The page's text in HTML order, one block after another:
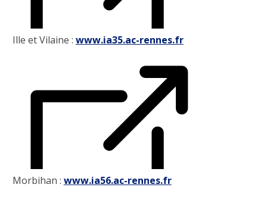
Ille et Vilaine : www.ia35.ac-rennes.fr
Morbihan : www.ia56.ac-rennes.fr